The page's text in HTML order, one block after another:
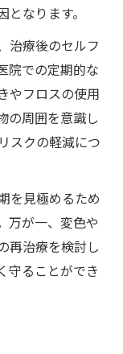
なります。
治療後のセルフ
院での定期的な
やフロスの使用
の周囲を意識し
スクの軽減につ
を見極めるため
万が一、変色や
再治療を検討し
守ることができ